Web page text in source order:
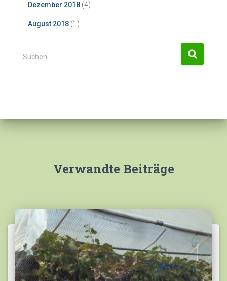
Dezember 2018 (4)
August 2018 (1)
S
u
n
Suchen …
Verwandte Beiträge